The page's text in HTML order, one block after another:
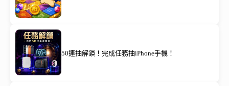
50連抽解鎖！完成任務抽iPhone手機！